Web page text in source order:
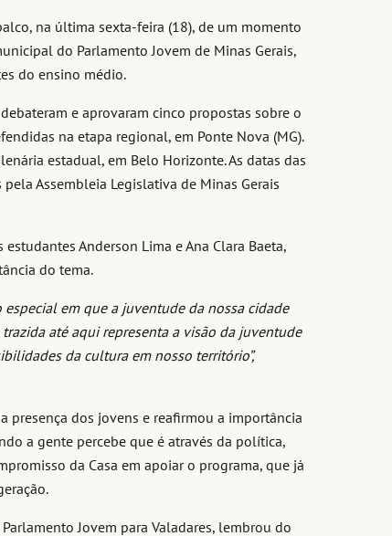
na última sexta-feira (18), de um momento
do Parlamento Jovem de Minas Gerais,
do ensino médio.
e aprovaram cinco propostas sobre o
na etapa regional, em Ponte Nova (MG).
estadual, em Belo Horizonte. As datas das
Assembleia Legislativa de Minas Gerais
Anderson Lima e Ana Clara Baeta,
do tema.
em que a juventude da nossa cidade
até aqui representa a visão da juventude
da cultura em nosso território”,
presença dos jovens e reafirmou a importância
a gente percebe que é através da política,
da Casa em apoiar o programa, que já
Jovem para Valadares, lembrou do